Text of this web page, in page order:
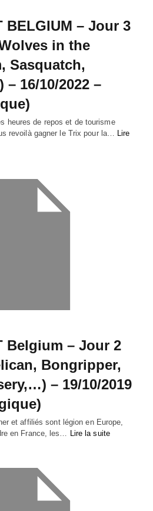
BELGIUM – Jour 3
in the
Sasquatch,
16/10/2022 –
heures de repos et de tourisme
revoilà gagner le Trix pour la… Lire
Belgium – Jour 2
Bongripper,
– 19/10/2019
et affiliés sont légion en Europe,
en France, les…
Lire la suite